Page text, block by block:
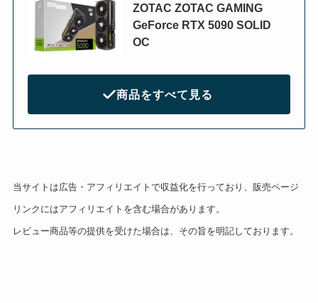
ZOTAC ZOTAC GAMING
GeForce RTX 5090 SOLID
OC
商品をすべて見る
当サイトは広告・アフィリエイトで収益化を行っており、販売ページ
リンクにはアフィリエイトを含む場合があります。
レビュー商品等の提供を受けた場合は、その旨を明記しております。